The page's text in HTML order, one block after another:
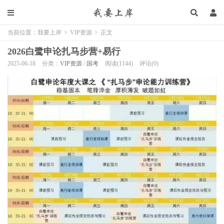
当前位置： 我要上岸 > VIP资源 > 正文
2026白鹭申论扎马步营+易行
2025-06-18 分类： VIP资源 / 国考 阅读(1144) 评论(0)